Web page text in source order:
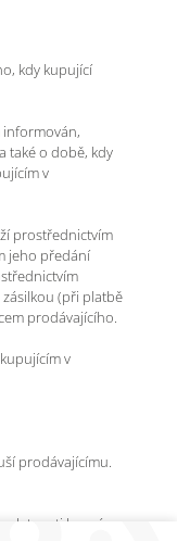
kdy kupující
informován,
také o době, kdy
v
prostřednictvím
jeho předání
(při platbě
prodávajícího.
v
prodávajícímu.
kupní